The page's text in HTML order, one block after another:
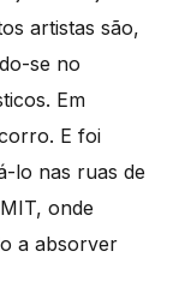
artistas são,
se no
Em
E foi
lo nas ruas de
onde
a absorver